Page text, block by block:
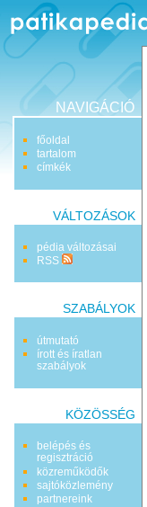
NAVIGÁCIÓ
főoldal
tartalom
címkék
VÁLTOZÁSOK
pédia változásai
RSS
SZABÁLYOK
útmutató
írott és íratlan
szabályok
KÖZÖSSÉG
belépés és
regisztráció
közreműködők
sajtóközlemény
partnereink